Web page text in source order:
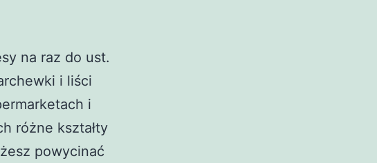
na raz do ust.
i liści
i
różne kształty
powycinać